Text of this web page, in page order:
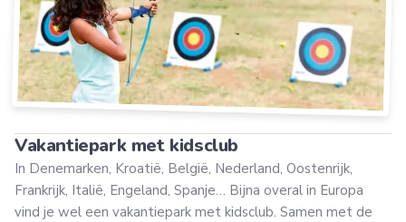
Vakantiepark met kidsclub
In Denemarken, Kroatië, België, Nederland, Oostenrijk,
Frankrijk, Italië, Engeland, Spanje… Bijna overal in Europa
vind je wel een vakantiepark met kidsclub. Samen met de